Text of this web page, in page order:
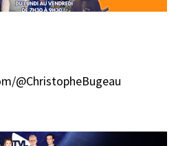
@ChristopheBugeau